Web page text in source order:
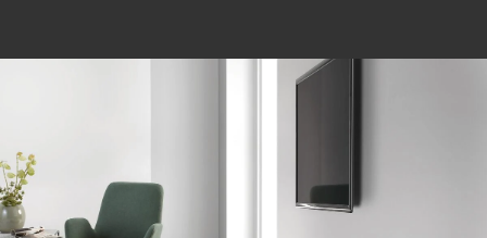
duidelijke instructies en alle montagemiddelen die je
Ben je die vervelende schittering door de laagstaande
zon beu? Probeer onze kantelbare tv beugels om
reflecties en schitteringen te verminderen.